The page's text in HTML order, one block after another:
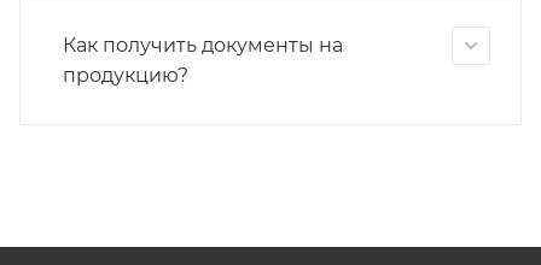
Как получить документы на
продукцию?